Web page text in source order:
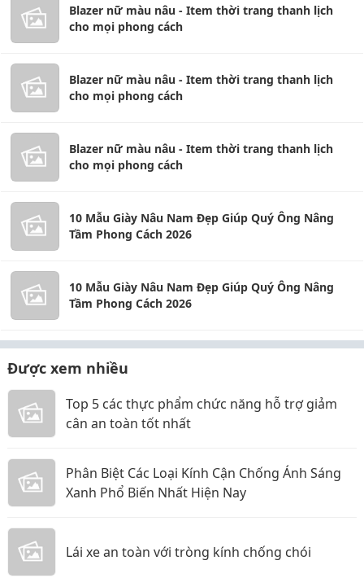
Blazer nữ màu nâu - Item thời trang thanh lịch
cho mọi phong cách
Blazer nữ màu nâu - Item thời trang thanh lịch
cho mọi phong cách
Blazer nữ màu nâu - Item thời trang thanh lịch
cho mọi phong cách
10 Mẫu Giày Nâu Nam Đẹp Giúp Quý Ông Nâng
Tầm Phong Cách 2026
10 Mẫu Giày Nâu Nam Đẹp Giúp Quý Ông Nâng
Tầm Phong Cách 2026
Được xem nhiều
Top 5 các thực phẩm chức năng hỗ trợ giảm
cân an toàn tốt nhất
Phân Biệt Các Loại Kính Cận Chống Ánh Sáng
Xanh Phổ Biến Nhất Hiện Nay
Lái xe an toàn với tròng kính chống chói